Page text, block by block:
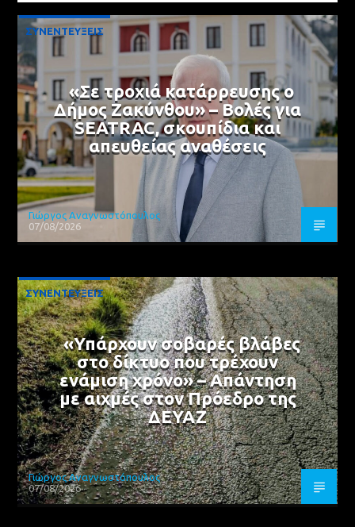
ΣΥΝΕΝΤΕΥΞΕΙΣ
«Σε τροχιά κατάρρευσης ο
Δήμος Ζακύνθου» – Βολές για
SEATRAC, σκουπίδια και
απευθείας αναθέσεις
Γιώργος Αναγνωστόπουλος
07/08/2026
ΣΥΝΕΝΤΕΥΞΕΙΣ
«Υπάρχουν σοβαρές βλάβες
στο δίκτυο που τρέχουν
ενάμιση χρόνο» – Απάντηση
με αιχμές στον Πρόεδρο της
ΔΕΥΑΖ
Γιώργος Αναγνωστόπουλος
07/08/2026